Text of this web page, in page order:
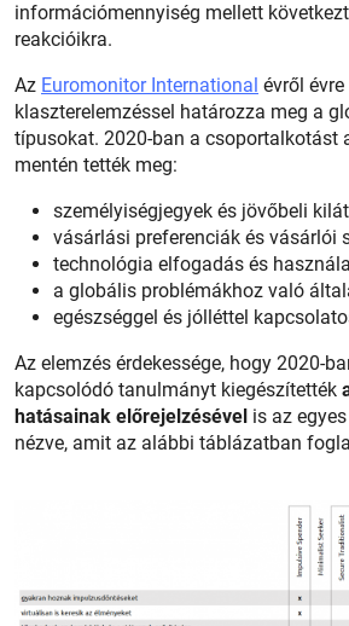
információmennyiség mellett
reakcióikra.
Az Euromonitor International évről
klaszterelemzéssel határozza meg a
típusokat. 2020-ban a csoportalkotást
mentén tették meg:
személyiségjegyek és jövőbeli
vásárlási preferenciák és vásárlói
technológia elfogadás és
a globális problémákhoz való
egészséggel és jólléttel
Az elemzés érdekessége, hogy 2020-
kapcsolódó tanulmányt kiegészítették
hatásainak előrejelzésével is az
nézve, amit az alábbi táblázatban